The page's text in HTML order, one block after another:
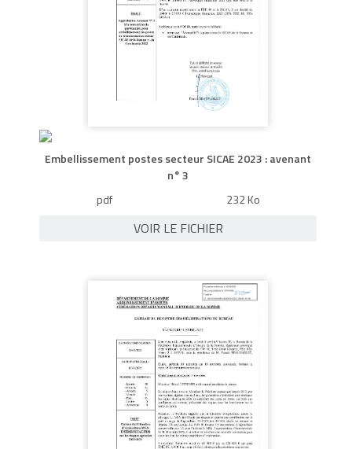
Embellissement postes secteur SICAE 2023 : avenant
n° 3
pdf
232 Ko
VOIR LE FICHIER